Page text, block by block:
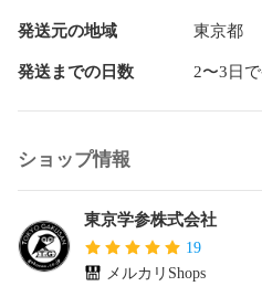
本文を完全に理解できるように
【収録内容】
2　Step2 刑務所に入りたい男（
物語文(おとぎ話)
3　Step2 永遠に続く話（滝高等
4　Step2 人間の王子様と結婚
附属高等学校）
物語文(サスペンス・アクション)
5　Step2 英国スパイ、絶体絶
発送元の地域 東京都
発送までの日数 2〜3日
ショップ情報
東京学参株式会社
19
メルカリShops